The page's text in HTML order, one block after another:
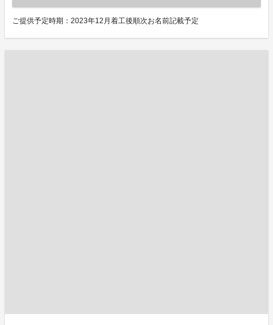
ご提供予定時期：2023年12月着工後順次お名前記載予定